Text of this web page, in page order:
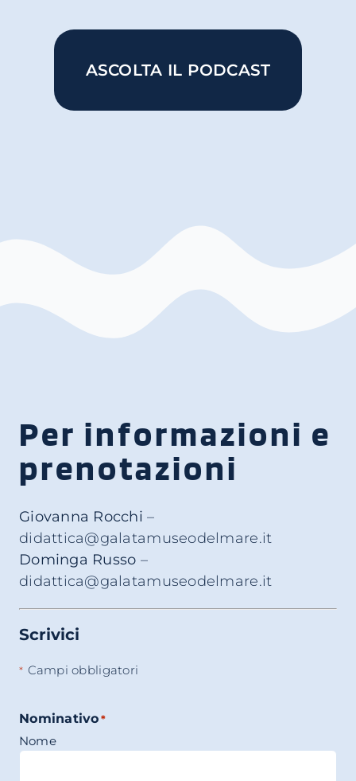
ASCOLTA IL PODCAST
Per informazioni e
prenotazioni
Giovanna Rocchi –
didattica@galatamuseodelmare.it
Dominga Russo –
didattica@galatamuseodelmare.it
Scrivici
* Campi obbligatori
Nominativo*
Nome